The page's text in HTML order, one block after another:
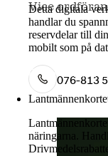
Detta digitala
handlar du
reservdelar till
mobilt som på
Mer om LM2
näringarna.
Vice
076-813